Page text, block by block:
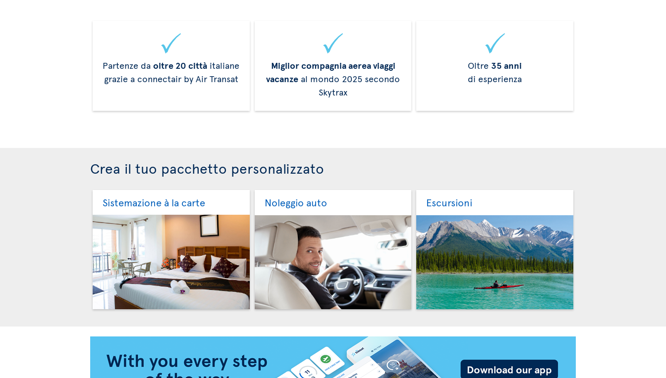
Partenze daoltre 20 città italiane
grazie a connectair by Air Transat
Miglior compagnia aerea viaggi
vacanze al mondo 2025 secondo
Skytrax
Oltre 35 anni
di esperienza
Crea il tuo pacchetto personalizzato
Sistemazione à la carte Noleggio auto Escursioni